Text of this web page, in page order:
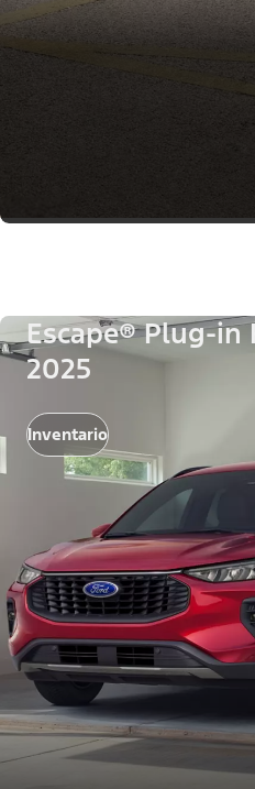
Escape® Plug-in
2025
Inventario